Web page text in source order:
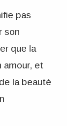
pas
son
que la
amour, et
la beauté